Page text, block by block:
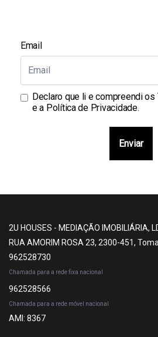
Email
Declaro que li e compreendi os
e a Política de Privacidade.
Enviar
2U HOUSES - MEDIAÇÃO IMOBILIÁRIA,
RUA AMORIM ROSA 23, 2300-451,
962528730
Chamada para a rede fixa nacional
962528566
Chamada para a rede móvel nacional
AMI: 8367